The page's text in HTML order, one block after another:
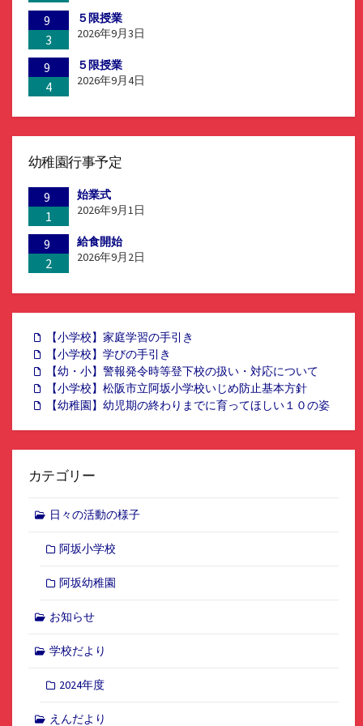
9
3
５限授業
2026年9月3日
9
4
５限授業
2026年9月4日
幼稚園行事予定
9
1
始業式
2026年9月1日
9
2
給食開始
2026年9月2日
【小学校】家庭学習の手引き
【小学校】学びの手引き
【幼・小】警報発令時等登下校の扱い・対応について
【小学校】松阪市立阿坂小学校いじめ防止基本方針
【幼稚園】幼児期の終わりまでに育ってほしい１０の姿
カテゴリー
日々の活動の様子
阿坂小学校
阿坂幼稚園
お知らせ
学校だより
2024年度
えんだより